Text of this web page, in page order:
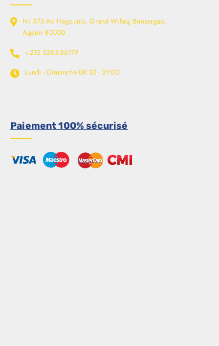
Nr 373 Av. Hagounia, Grand Wifaq, Bensergao,
Agadir 80000
+212 5283-86179
Lundi - Dimanche 08:30 - 21:00
Paiement 100% sécurisé